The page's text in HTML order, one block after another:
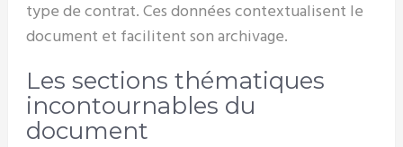
type de contrat. Ces données contextualisent le
document et facilitent son archivage.
Les sections thématiques
incontournables du
document